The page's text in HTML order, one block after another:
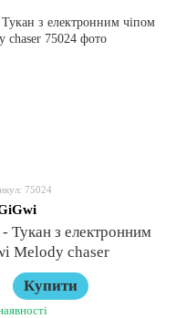
75024
- Тукан з електронним
Melody chaser
Купити